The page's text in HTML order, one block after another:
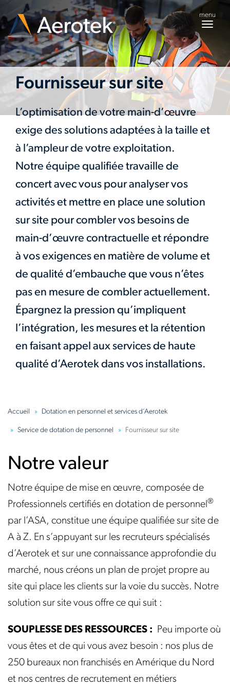
menu
Fournisseur sur site
L’optimisation de votre main-d’œuvre
exige des solutions adaptées à la taille et
à l’ampleur de votre exploitation.
Notre équipe qualifiée travaille de
concert avec vous pour analyser vos
activités et mettre en place une solution
sur site pour combler vos besoins de
main-d’œuvre contractuelle et répondre
à vos exigences en matière de volume et
de qualité d’embauche que vous n’êtes
pas en mesure de combler actuellement.
Épargnez la pression qu’impliquent
l’intégration, les mesures et la rétention
en faisant appel aux services de haute
qualité d’Aerotek dans vos installations.
Accueil Dotation en personnel et services d’Aerotek
Service de dotation de personnel Fournisseur sur site
Notre valeur
Notre équipe de mise en œuvre, composée de
Professionnels certifiés en dotation de personnel®
par l’ASA, constitue une équipe qualifiée sur site de
A à Z. En s’appuyant sur les recruteurs spécialisés
d’Aerotek et sur une connaissance approfondie du
marché, nous créons un plan de projet propre au
site qui place les clients sur la voie du succès. Notre
solution sur site vous offre ce qui suit :
SOUPLESSE DES RESSOURCES : Peu importe où
vous êtes et de qui vous avez besoin : nos plus de
250 bureaux non franchisés en Amérique du Nord
et nos centres de recrutement en métiers